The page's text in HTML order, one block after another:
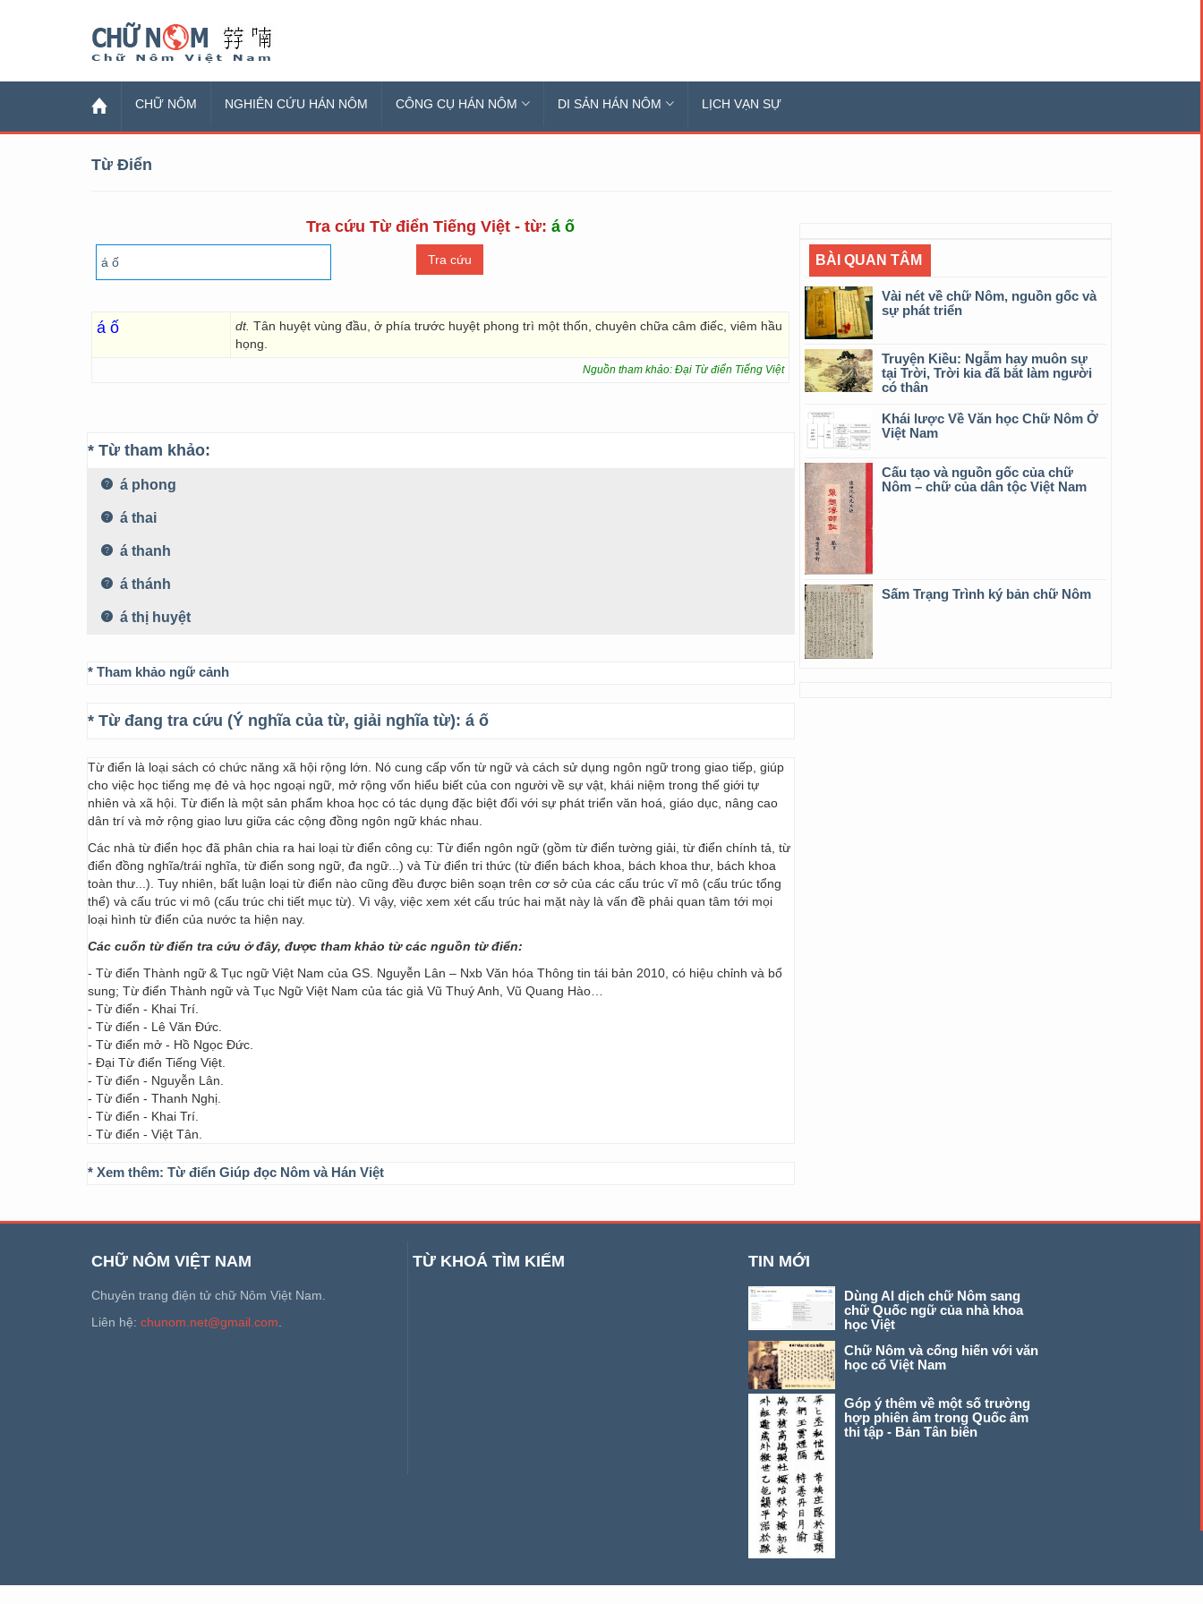
CHỮ NÔM NGHIÊN CỨU HÁN NÔM CÔNG CỤ HÁN NÔM DI SẢN HÁN NÔM LỊCH VẠN SỰ
Từ Điển
Tra cứu Từ điển Tiếng Việt - từ:á ố
á ố dt. Tân huyệt vùng đầu, ở phía trước huyệt phong trì một thốn, chuyên chữa câm điếc, viêm hầu
họng.
Nguồn tham khảo: Đại Từ điển Tiếng Việt
* Từ tham khảo:
á phong
á thai
á thanh
á thánh
á thị huyệt
* Tham khảo ngữ cảnh
* Từ đang tra cứu (Ý nghĩa của từ, giải nghĩa từ): á ố
Từ điển là loại sách có chức năng xã hội rộng lớn. Nó cung cấp vốn từ ngữ và cách sử dụng ngôn ngữ trong giao tiếp, giúp
cho việc học tiếng mẹ đẻ và học ngoại ngữ, mở rộng vốn hiểu biết của con người về sự vật, khái niệm trong thế giới tự
nhiên và xã hội. Từ điển là một sản phẩm khoa học có tác dụng đặc biệt đối với sự phát triển văn hoá, giáo dục, nâng cao
dân trí và mở rộng giao lưu giữa các cộng đồng ngôn ngữ khác nhau.
Các nhà từ điển học đã phân chia ra hai loại từ điển công cụ: Từ điển ngôn ngữ (gồm từ điển tường giải, từ điển chính tả, từ
điển đồng nghĩa/trái nghĩa, từ điển song ngữ, đa ngữ...) và Từ điển tri thức (từ điển bách khoa, bách khoa thư, bách khoa
toàn thư...). Tuy nhiên, bất luận loại từ điển nào cũng đều được biên soạn trên cơ sở của các cấu trúc vĩ mô (cấu trúc tổng
thể) và cấu trúc vi mô (cấu trúc chi tiết mục từ). Vì vậy, việc xem xét cấu trúc hai mặt này là vấn đề phải quan tâm tới mọi
loại hình từ điển của nước ta hiện nay.
Các cuốn từ điển tra cứu ở đây, được tham khảo từ các nguồn từ điển:
- Từ điển Thành ngữ & Tục ngữ Việt Nam của GS. Nguyễn Lân – Nxb Văn hóa Thông tin tái bản 2010, có hiệu chỉnh và bổ
sung; Từ điển Thành ngữ và Tục Ngữ Việt Nam của tác giả Vũ Thuý Anh, Vũ Quang Hào…
- Từ điển - Khai Trí.
- Từ điển - Lê Văn Đức.
- Từ điển mở - Hồ Ngọc Đức.
- Đại Từ điển Tiếng Việt.
- Từ điển - Nguyễn Lân.
- Từ điển - Thanh Nghị.
- Từ điển - Khai Trí.
- Từ điển - Việt Tân.
* Xem thêm: Từ điển Giúp đọc Nôm và Hán Việt
BÀI QUAN TÂM
Vài nét về chữ Nôm, nguồn gốc và
sự phát triển
Truyện Kiều: Ngẫm hay muôn sự
tại Trời, Trời kia đã bắt làm người
có thân
Khái lược Về Văn học Chữ Nôm Ở
Việt Nam
Cấu tạo và nguồn gốc của chữ
Nôm – chữ của dân tộc Việt Nam
Sấm Trạng Trình ký bản chữ Nôm
CHỮ NÔM VIỆT NAM
Chuyên trang điện tử chữ Nôm Việt Nam.
Liên hệ: chunom.net@gmail.com
TỪ KHOÁ TÌM KIẾM TIN MỚI
Dùng AI dịch chữ Nôm sang
chữ Quốc ngữ của nhà khoa
học Việt
Chữ Nôm và cống hiến với văn
học cổ Việt Nam
Góp ý thêm về một số trường
hợp phiên âm trong Quốc âm
thi tập - Bản Tân biên